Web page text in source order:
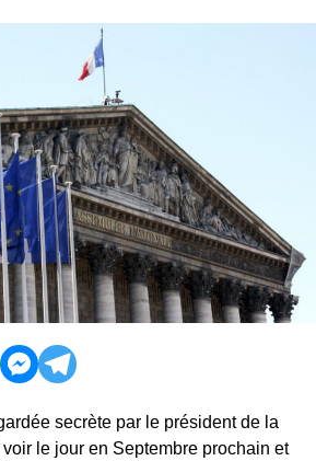
secrète par le président de la
le jour en Septembre prochain et